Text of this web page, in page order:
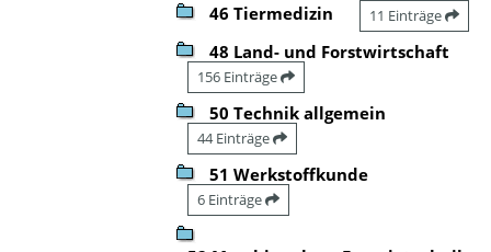
46 Tiermedizin 11 Einträge
48 Land- und Forstwirtschaft
156 Einträge
50 Technik allgemein
44 Einträge
51 Werkstoffkunde
6 Einträge